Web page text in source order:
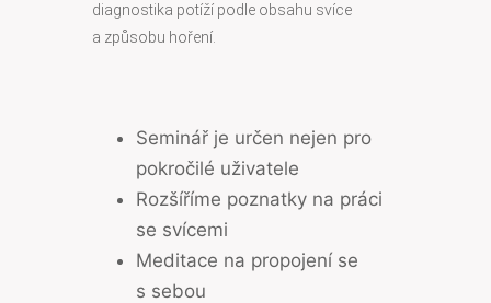
diagnostika potíží podle obsahu svíce
a způsobu hoření.
Seminář je určen nejen pro
pokročilé uživatele
Rozšíříme poznatky na práci
se svícemi
Meditace na propojení se
s sebou